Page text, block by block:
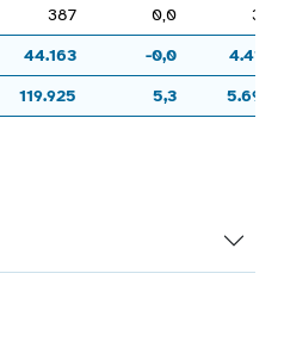
387 0,0
38
44.163 -0,0
4.418
119.925 5,3 5.694